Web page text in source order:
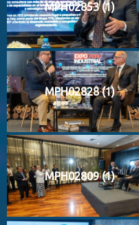
MPH02853 (1)
MPH02828 (1)
MPH02809 (1)